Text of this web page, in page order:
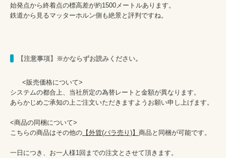
始発点から終着点の標高差が約1500メートルあります。
鉄道から見るマッターホルン側も絶景と評判ですね。
【注意事項】※かならずお読みください。
システムの都合上、当社所定の為替レートと金額が異なります。
あらかじめご承知の上ご注文いただきますようお願い申し上げます。
<商品の同梱について>
こちらの商品はその他の 【外貨(バラ売り)】 商品と同梱が可能です。
一日につき、お一人様1回までの注文とさせて頂きます。